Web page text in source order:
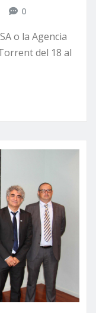
0
o la Agencia
del 18 al